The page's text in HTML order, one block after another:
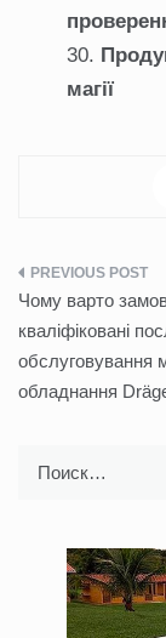
магії
Навигация
по
записям
Чому варто
кваліфіковані
обслуговування
обладнання